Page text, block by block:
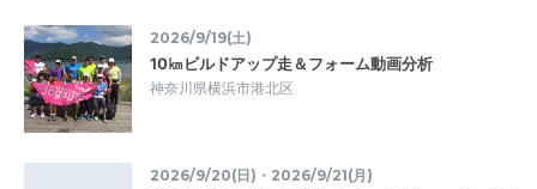
2026/9/19(土)
10㎞ビルドアップ走＆フォーム動画分析
神奈川県横浜市港北区
2026/9/20(日)・2026/9/21(月)